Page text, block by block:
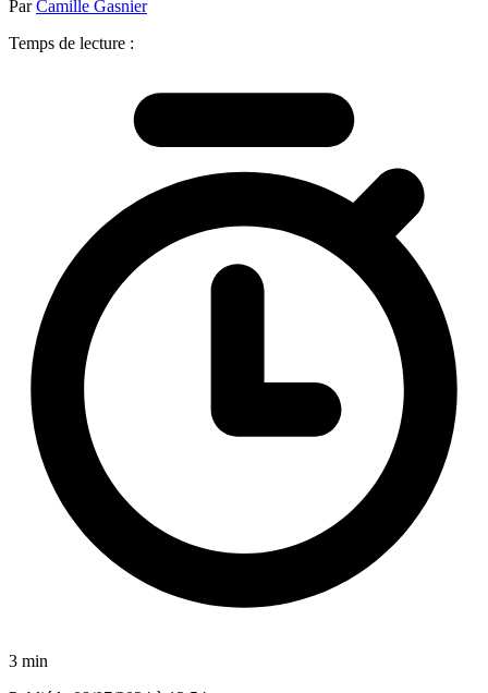
ParCamille Gasnier
Temps de lecture :
3 min